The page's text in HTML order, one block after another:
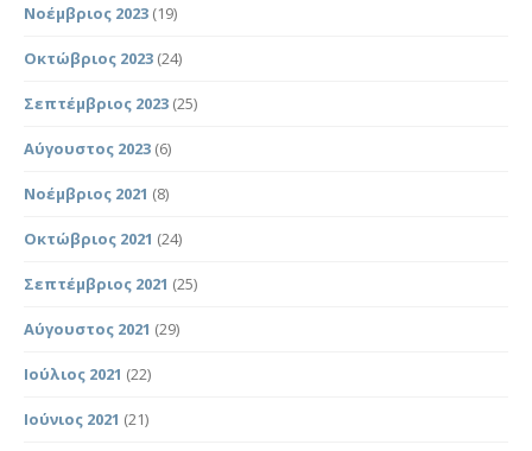
Νοέμβριος 2023 (19)
Οκτώβριος 2023 (24)
Σεπτέμβριος 2023 (25)
Αύγουστος 2023 (6)
Νοέμβριος 2021 (8)
Οκτώβριος 2021 (24)
Σεπτέμβριος 2021 (25)
Αύγουστος 2021 (29)
Ιούλιος 2021 (22)
Ιούνιος 2021 (21)